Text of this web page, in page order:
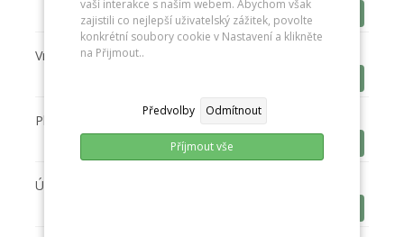
vaší interakce s naším webem. Abychom však
zajistili co nejlepší uživatelský zážitek, povolte
konkrétní soubory cookie v Nastavení a klikněte
na Přijmout..
Předvolby Odmítnout
Příjmout vše
Stáhnout
Vnitřní řád ŠD
Plán ŠD 2022-23
Úplata ŠD